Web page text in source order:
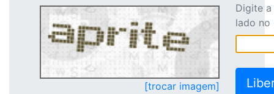
[trocar imagem]
Digite
lado no